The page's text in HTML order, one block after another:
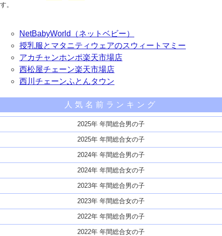
す。
NetBabyWorld（ネットベビー）
授乳服とマタニティウェアのスウィートマミー
アカチャンホンポ楽天市場店
西松屋チェーン楽天市場店
西川チェーンふとんタウン
人気名前ランキング
2025年 年間総合男の子
2025年 年間総合女の子
2024年 年間総合男の子
2024年 年間総合女の子
2023年 年間総合男の子
2023年 年間総合女の子
2022年 年間総合男の子
2022年 年間総合女の子